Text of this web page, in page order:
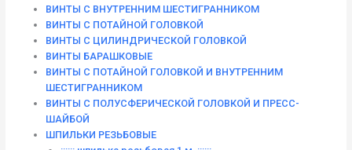
ВИНТЫ С ВНУТРЕННИМ ШЕСТИГРАННИКОМ
ВИНТЫ С ПОТАЙНОЙ ГОЛОВКОЙ
ВИНТЫ С ЦИЛИНДРИЧЕСКОЙ ГОЛОВКОЙ
ВИНТЫ БАРАШКОВЫЕ
ВИНТЫ С ПОТАЙНОЙ ГОЛОВКОЙ И ВНУТРЕННИМ
ШЕСТИГРАННИКОМ
ВИНТЫ С ПОЛУСФЕРИЧЕСКОЙ ГОЛОВКОЙ И ПРЕСС-
ШАЙБОЙ
ШПИЛЬКИ РЕЗЬБОВЫЕ